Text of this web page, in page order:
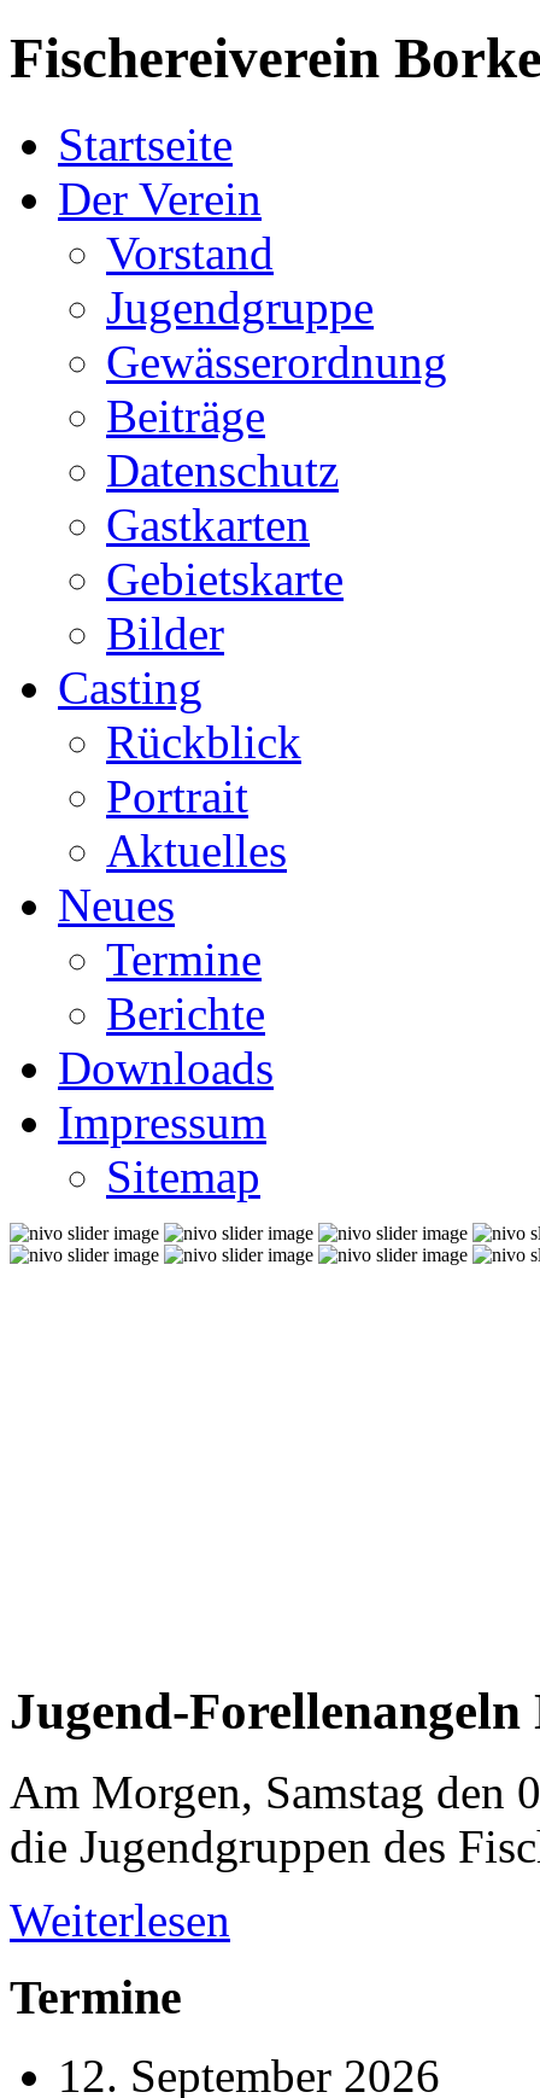
Fischereiverein
Startseite
Der Verein
Vorstand
Jugendgruppe
Gewässerordnung
Beiträge
Datenschutz
Gastkarten
Gebietskarte
Bilder
Casting
Rückblick
Portrait
Aktuelles
Neues
Termine
Berichte
Downloads
Impressum
Sitemap
Jugend-Forellenangeln
Am Morgen, Samstag den
die Jugendgruppen des
Weiterlesen
Termine
12. September 2026